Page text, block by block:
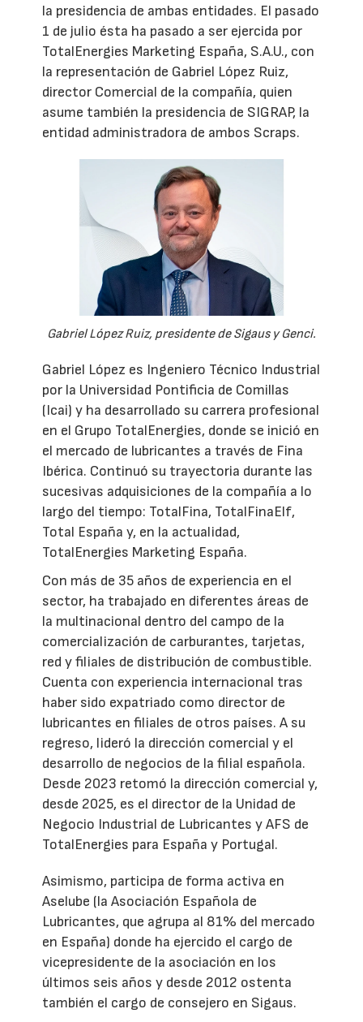
la presidencia de ambas entidades. El pasado
1 de julio ésta ha pasado a ser ejercida por
TotalEnergies Marketing España, S.A.U., con
la representación de Gabriel López Ruiz,
director Comercial de la compañía, quien
asume también la presidencia de SIGRAP, la
entidad administradora de ambos Scraps.
Gabriel López Ruiz, presidente de Sigaus y Genci.
Gabriel López es Ingeniero Técnico Industrial
por la Universidad Pontificia de Comillas
(Icai) y ha desarrollado su carrera profesional
en el Grupo TotalEnergies, donde se inició en
el mercado de lubricantes a través de Fina
Ibérica. Continuó su trayectoria durante las
sucesivas adquisiciones de la compañía a lo
largo del tiempo: TotalFina, TotalFinaElf,
Total España y, en la actualidad,
TotalEnergies Marketing España.
Con más de 35 años de experiencia en el
sector, ha trabajado en diferentes áreas de
la multinacional dentro del campo de la
comercialización de carburantes, tarjetas,
red y filiales de distribución de combustible.
Cuenta con experiencia internacional tras
haber sido expatriado como director de
lubricantes en filiales de otros países. A su
regreso, lideró la dirección comercial y el
desarrollo de negocios de la filial española.
Desde 2023 retomó la dirección comercial y,
desde 2025, es el director de la Unidad de
Negocio Industrial de Lubricantes y AFS de
TotalEnergies para España y Portugal.
Asimismo, participa de forma activa en
Aselube (la Asociación Española de
Lubricantes, que agrupa al 81% del mercado
en España) donde ha ejercido el cargo de
vicepresidente de la asociación en los
últimos seis años y desde 2012 ostenta
también el cargo de consejero en Sigaus.